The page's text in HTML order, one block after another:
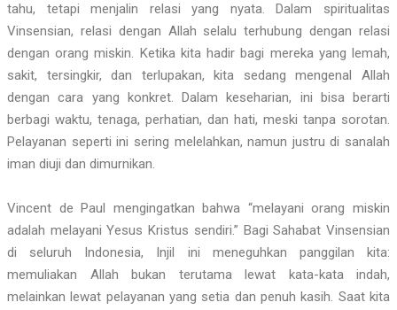
tahu, tetapi menjalin relasi yang nyata. Dalam spiritualitas
Vinsensian, relasi dengan Allah selalu terhubung dengan relasi
dengan orang miskin. Ketika kita hadir bagi mereka yang lemah,
sakit, tersingkir, dan terlupakan, kita sedang mengenal Allah
dengan cara yang konkret. Dalam keseharian, ini bisa berarti
berbagi waktu, tenaga, perhatian, dan hati, meski tanpa sorotan.
Pelayanan seperti ini sering melelahkan, namun justru di sanalah
iman diuji dan dimurnikan.
Vincent de Paul mengingatkan bahwa “melayani orang miskin
adalah melayani Yesus Kristus sendiri.” Bagi Sahabat Vinsensian
di seluruh Indonesia, Injil ini meneguhkan panggilan kita:
memuliakan Allah bukan terutama lewat kata-kata indah,
melainkan lewat pelayanan yang setia dan penuh kasih. Saat kita